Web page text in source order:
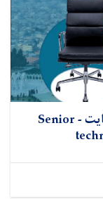
کارشناس ارشد فنی و انکشاف ویب سایت - Senior